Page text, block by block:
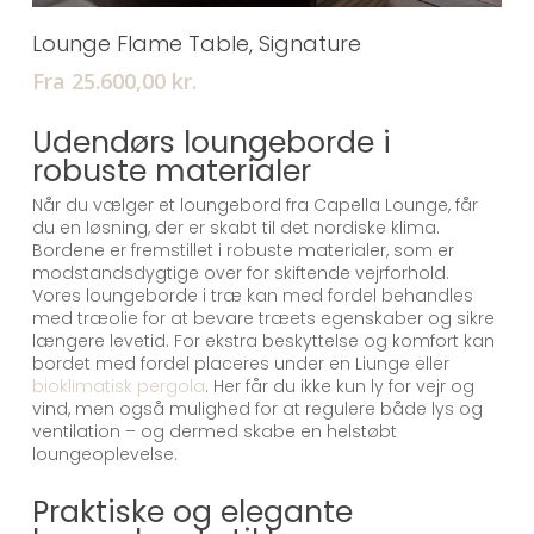
Tilføj Til Kurv
Lounge Flame Table, Signature
Fra 25.600,00 kr.
Udendørs loungeborde i
robuste materialer
Når du vælger et loungebord fra Capella Lounge, får
du en løsning, der er skabt til det nordiske klima.
Bordene er fremstillet i robuste materialer, som er
modstandsdygtige over for skiftende vejrforhold.
Vores loungeborde i træ kan med fordel behandles
med træolie for at bevare træets egenskaber og sikre
længere levetid. For ekstra beskyttelse og komfort kan
bordet med fordel placeres under en Liunge eller
bioklimatisk pergola. Her får du ikke kun ly for vejr og
vind, men også mulighed for at regulere både lys og
ventilation – og dermed skabe en helstøbt
loungeoplevelse.
Praktiske og elegante